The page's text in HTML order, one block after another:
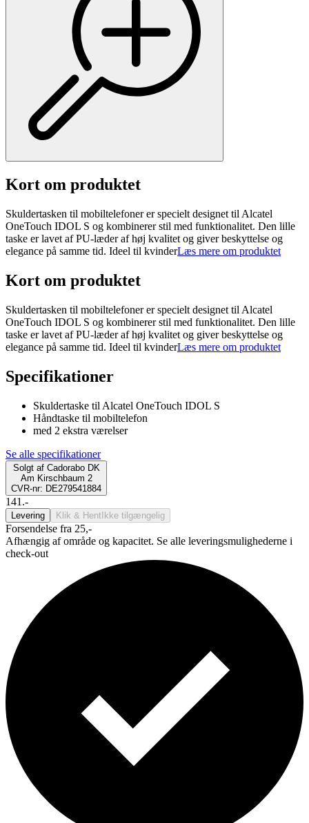
Kort om produktet
Skuldertasken til mobiltelefoner er specielt designet til Alcatel
OneTouch IDOL S og kombinerer stil med funktionalitet. Den lille
taske er lavet af PU-læder af høj kvalitet og giver beskyttelse og
elegance på samme tid. Ideel til kvinderLæs mere om produktet
Kort om produktet
Skuldertasken til mobiltelefoner er specielt designet til Alcatel
OneTouch IDOL S og kombinerer stil med funktionalitet. Den lille
taske er lavet af PU-læder af høj kvalitet og giver beskyttelse og
elegance på samme tid. Ideel til kvinderLæs mere om produktet
Specifikationer
Skuldertaske til Alcatel OneTouch IDOL S
Håndtaske til mobiltelefon
med 2 ekstra værelser
Se alle specifikationer
Solgt af Cadorabo DK
Am Kirschbaum 2
CVR-nr: DE279541884
141.-
Levering Klik & Hent Ikke tilgængelig
Forsendelse fra 25,-
Afhængig af område og kapacitet. Se alle leveringsmulighederne i
check-out